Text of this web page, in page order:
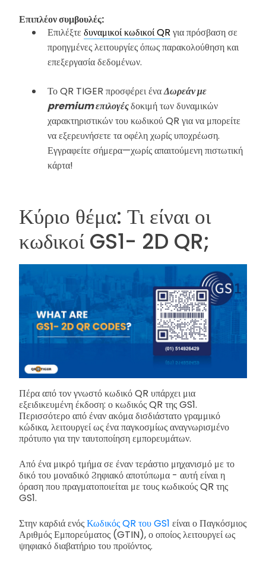
Επιπλέον συμβουλές:
Επιλέξτε δυναμικοί κωδικοί QR για πρόσβαση σε
προηγμένες λειτουργίες όπως παρακολούθηση και
επεξεργασία δεδομένων.
Το QR TIGER προσφέρει έναΔωρεάν με
premium επιλογέςδοκιμή των δυναμικών
χαρακτηριστικών του κωδικού QR για να μπορείτε
να εξερευνήσετε τα οφέλη χωρίς υποχρέωση.
Εγγραφείτε σήμερα—χωρίς απαιτούμενη πιστωτική
κάρτα!
Κύριο θέμα: Τι είναι οι
κωδικοί GS1- 2D QR;
Πέρα από τον γνωστό κωδικό QR υπάρχει μια
εξειδικευμένη έκδοση: ο κωδικός QR της GS1.
Περισσότερο από έναν ακόμα δισδιάστατο γραμμικό
κώδικα, λειτουργεί ως ένα παγκοσμίως αναγνωρισμένο
πρότυπο για την ταυτοποίηση εμπορευμάτων.
Από ένα μικρό τμήμα σε έναν τεράστιο μηχανισμό με το
δικό του μοναδικό Ϩηφιακό αποτύπωμα - αυτή είναι η
όραση που πραγματοποιείται με τους κωδικούς QR της
GS1.
Στην καρδιά ενόςΚωδικός QR του GS1 είναι ο Παγκόσμιος
Αριθμός Εμπορεύματος (GTIN), ο οποίος λειτουργεί ως
ψηφιακό διαβατήριο του προϊόντος.